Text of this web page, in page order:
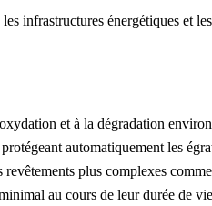
infrastructures énergétiques et
et à la dégradation
automatiquement les
plus complexes
au cours de leur durée de